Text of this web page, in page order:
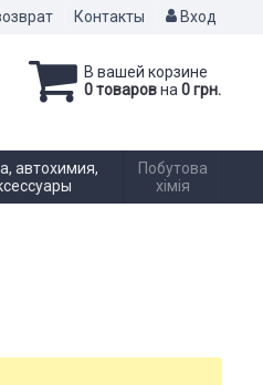
Контакты Вход
В вашей корзине
0 товаровна 0 грн.
автохимия,
Побутова
хімія